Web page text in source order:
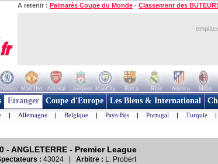
A retenir : Palmarès Coupe du Monde - Classement des
Man Utd Arsenal Liverpool ManCity Barca Real Atletico Milan
Etranger Coupe d'Europe Les Bleus & International
| Allemagne | Belgique | Pays-Bas | Portugal | Turquie |
- ANGLETERRE - Premier League
: 43024 | Arbitre : L. Probert